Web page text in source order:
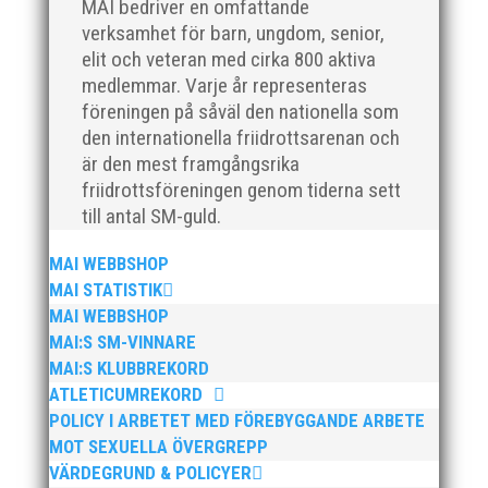
MAI bedriver en omfattande
verksamhet för barn, ungdom, senior,
elit och veteran med cirka 800 aktiva
medlemmar. Varje år representeras
föreningen på såväl den nationella som
den internationella friidrottsarenan och
är den mest framgångsrika
friidrottsföreningen genom tiderna sett
till antal SM-guld.
MAI WEBBSHOP
MAI STATISTIK
MAI WEBBSHOP
MAI:S SM-VINNARE
MAI:S KLUBBREKORD
ATLETICUMREKORD
POLICY I ARBETET MED FÖREBYGGANDE ARBETE
MOT SEXUELLA ÖVERGREPP
VÄRDEGRUND & POLICYER
Som medlem hos MAI får du nu två platser för priset
av en på löpcoachning under våren. Missa för all del
inte denna fantastiska möjlighet! >> Anmäl er i
gruppen här!
Här får du möjlighet att skaffat dig viktig kunskap och
ett bra första nätverk för internationella frågor inom
idrotten. Under totalt fyra dagar kommer du att få